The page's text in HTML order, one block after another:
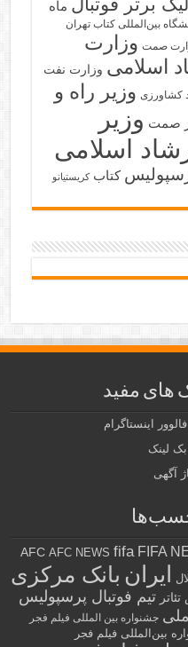
ماه
بین‌المللی کتاب تهران
صمت وزارت
اسلامی وزارت نفت
کشاورزی وزیر راه و
صمت وزیر
اسلامی
کتاب کریستیانو
های مفید
اینستاگرام
لینک
آگهی
AFC AFC NEWS fifa FIFA
ایران بانک مرکزی
تئاتر تیم فوتبال پرسپولیس
جشنواره بین المللی فیلم فجر
بین‌المللی فیلم فجر